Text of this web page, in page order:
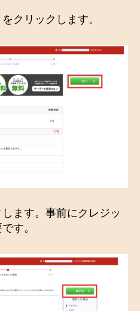
クリックします。
ます。事前にクレジッ
す。